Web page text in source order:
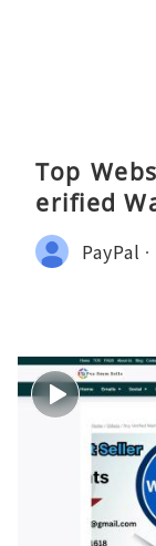
Top
erified
PayPal